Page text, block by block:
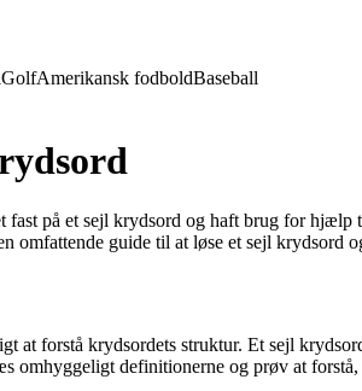
GolfAmerikansk fodboldBaseball
fast på et sejl krydsord og haft brug for
guide til at løse et sejl krydsord
at forstå krydsordets struktur. Et sejl
omhyggeligt definitionerne og prøv at forstå,